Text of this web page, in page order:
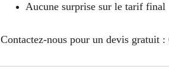
Aucune surprise sur le tarif final
Contactez-nous pour un devis gratuit :